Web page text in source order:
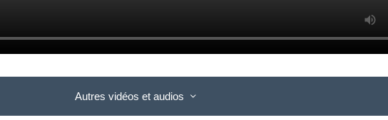
Autres vidéos et audios